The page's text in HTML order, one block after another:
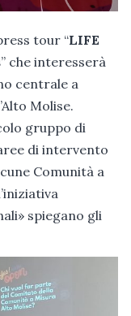
tour “LIFE
” che interesserà
centrale a
Molise.
gruppo di
di intervento
Comunità a
spiegano gli